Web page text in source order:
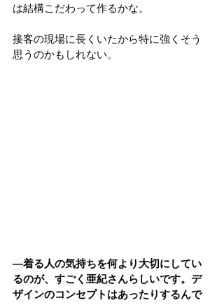
は結構こだわって作るかな。
接客の現場に長くいたから特に強くそう
思うのかもしれない。
―着る人の気持ちを何より大切にしてい
るのが、すごく亜紀さんらしいです。デ
ザインのコンセプトはあったりするんで